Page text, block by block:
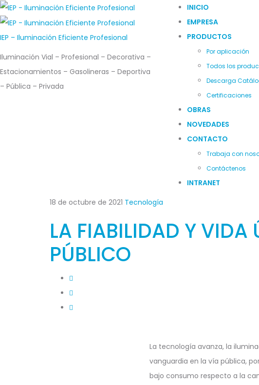
IEP – Iluminación Eficiente Profesional
Iluminación Vial – Profesional – Decorativa –
Estacionamientos – Gasolineras – Deportiva
– Pública – Privada
INICIO
EMPRESA
PRODUCTOS
Por aplicación
Todos los
Descarga
Certificaciones
OBRAS
NOVEDADES
CONTACTO
Trabaja con
Contáctenos
INTRANET
18 de octubre de 2021 Tecnología
LA FIABILIDAD Y VIDA
PÚBLICO
La tecnología avanza, la
vanguardia en la vía pública,
bajo consumo respecto a la